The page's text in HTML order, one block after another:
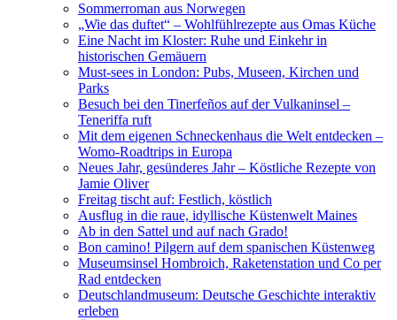
Sommerroman aus Norwegen
„Wie das duftet“ – Wohlfühlrezepte aus Omas Küche
Eine Nacht im Kloster: Ruhe und Einkehr in
historischen Gemäuern
Must-sees in London: Pubs, Museen, Kirchen und
Parks
Besuch bei den Tinerfeños auf der Vulkaninsel –
Teneriffa ruft
Mit dem eigenen Schneckenhaus die Welt entdecken –
Womo-Roadtrips in Europa
Neues Jahr, gesünderes Jahr – Köstliche Rezepte von
Jamie Oliver
Freitag tischt auf: Festlich, köstlich
Ausflug in die raue, idyllische Küstenwelt Maines
Ab in den Sattel und auf nach Grado!
Bon camino! Pilgern auf dem spanischen Küstenweg
Museumsinsel Hombroich, Raketenstation und Co per
Rad entdecken
Deutschlandmuseum: Deutsche Geschichte interaktiv
erleben